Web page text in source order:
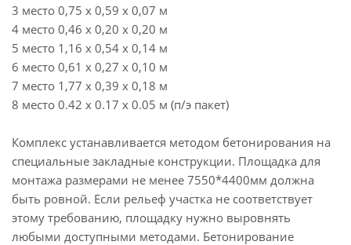
3 место 0,75 х 0,59 х 0,07 м
4 место 0,46 х 0,20 х 0,20 м
5 место 1,16 х 0,54 х 0,14 м
6 место 0,61 х 0,27 х 0,10 м
7 место 1,77 х 0,39 х 0,18 м
8 место 0.42 х 0.17 х 0.05 м (п/э пакет)
Комплекс устанавливается методом бетонирования на
специальные закладные конструкции. Площадка для
монтажа размерами не менее 7550*4400мм должна
быть ровной. Если рельеф участка не соответствует
этому требованию, площадку нужно выровнять
любыми доступными методами. Бетонирование